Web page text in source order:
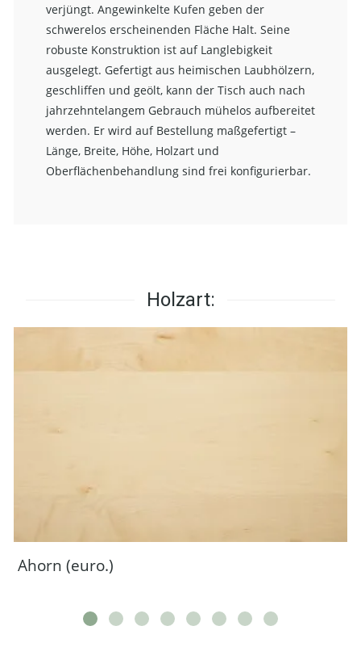
verjüngt. Angewinkelte Kufen geben der
schwerelos erscheinenden Fläche Halt. Seine
robuste Konstruktion ist auf Langlebigkeit
ausgelegt. Gefertigt aus heimischen Laubhölzern,
geschliffen und geölt, kann der Tisch auch nach
jahrzehntelangem Gebrauch mühelos aufbereitet
werden. Er wird auf Bestellung maßgefertigt –
Länge, Breite, Höhe, Holzart und
Oberflächenbehandlung sind frei konfigurierbar.
Holzart:
Ahorn (euro.)